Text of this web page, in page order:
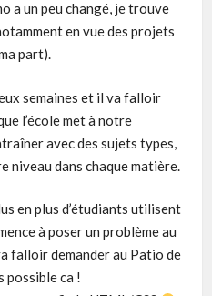
a un peu changé, je trouve
en vue des projets
part).
semaines et il va falloir
l’école met à notre
avec des sujets types,
niveau dans chaque matière.
en plus d’étudiants utilisent
à poser un problème au
falloir demander au Patio de
possible ca !